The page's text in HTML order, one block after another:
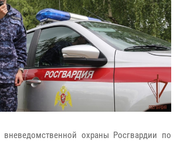
вневедомственной охраны Росгвардии по